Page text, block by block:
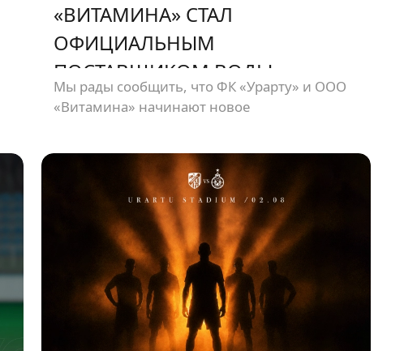
«ВИТАМИНА» СТАЛ
ОФИЦИАЛЬНЫМ
ПОСТАВЩИКОМ ВОДЫ
«УРАРТУ».
Мы рады сообщить, что ФК «Урарту» и ООО
«Витамина» начинают новое